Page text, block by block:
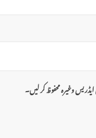
وغیرہ محفوظ کر لیں۔